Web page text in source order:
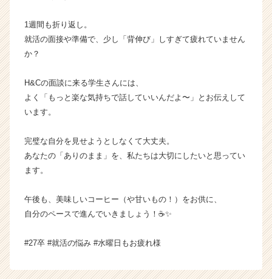
業
ス
ウ
届
く
イ
ト
ア
ャ
1週間も折り返し。
就活の面接や準備で、少し「背伸び」しすぎて疲れていません
か？
H&Cの面談に来る学生さんには、
よく「もっと楽な気持ちで話していいんだよ〜」とお伝えして
います。
完璧な自分を見せようとしなくて大丈夫。
あなたの「ありのまま」を、私たちは大切にしたいと思ってい
ます。
午後も、美味しいコーヒー（や甘いもの！）をお供に、
自分のペースで進んでいきましょう！☕️✨
#27卒 #就活の悩み #水曜日もお疲れ様